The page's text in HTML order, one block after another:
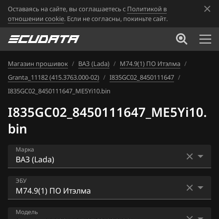
Оставаясь на сайте, вы соглашаетесь с Политикой в
отношении cookie. Если не согласны, покиньте сайт.
Магазин прошивок / ВАЗ (Lada) / М74.9(1) ПО Итэлма /
Granta_11182 (415.3763.000-02) / I835GC02_8450111647 /
I835GC02_8450111647_ME5Yi10.bin
I835GC02_8450111647_ME5Yi10.
bin
Марка
Acura
Alfa Romeo
ЭБУ
Bosch ME17.9.7
Модель